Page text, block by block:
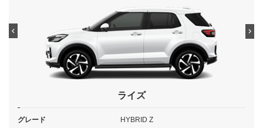
ライズ
グレード HYBRID Z